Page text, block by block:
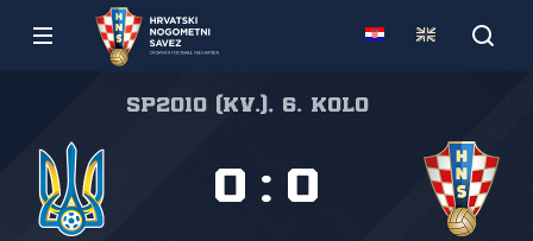
SP2010 (kv.), 6. kolo
0 : 0